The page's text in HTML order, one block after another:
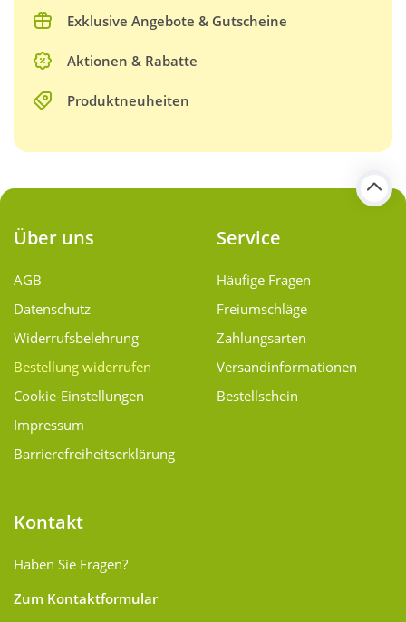
Exklusive Angebote & Gutscheine
Aktionen & Rabatte
Produktneuheiten
Über uns
AGB
Datenschutz
Widerrufsbelehrung
Bestellung widerrufen
Cookie-Einstellungen
Impressum
Barrierefreiheitserklärung
Service
Häufige Fragen
Freiumschläge
Zahlungsarten
Versand­informationen
Bestellschein
Kontakt
Haben Sie Fragen?
Zum Kontaktformular